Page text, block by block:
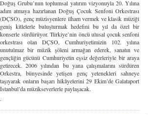
Doğuş Grubu’nun toplumsal yatırım vizyonuyla 20. Yılına
adım atmaya hazırlanan Doğuş Çocuk Senfoni Orkestrası
(DÇSO), genç müzisyenlere ilham vermek ve klasik müziği
geniş kitlelerle buluşturmak hedefini bu yıl da özel bir
konserle sürdürüyor. Türkiye’nin öncü ulusal çocuk senfoni
orkestrası olan DÇSO, Cumhuriyetimizin 102. yılına
unutulmaz bir müzik şöleni armağan ederek, sanatın ve
gençliğin gücünü Cumhuriyetin eşsiz değerleriyle bir araya
getirecek. 2006 yılından bu yana çalışmalarını sürdüren
Orkestra, bünyesinde yetişen genç yetenekleri sahneye
taşıyarak onların başarı hikâyelerini 29 Ekim’de Galataport
İstanbul’da müzikseverlerle paylaşacak.